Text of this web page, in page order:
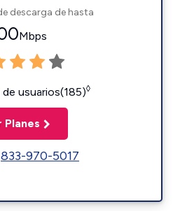
descarga de hasta
Mbps
usuarios(185)◊
Planes
833-970-5017